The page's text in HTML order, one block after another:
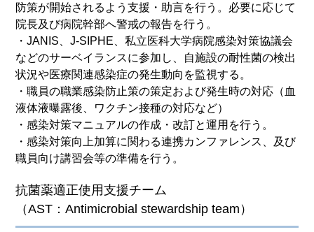
防策が開始されるよう支援・助言を行う。必要に応じて
院長及び病院幹部へ警戒の報告を行う。
・JANIS、J-SIPHE、私立医科大学病院感染対策協議会
などのサーベイランスに参加し、自施設の耐性菌の検出
状況や医療関連感染症の発生動向を監視する。
・職員の職業感染防止策の策定および発生時の対応（血
液体液曝露後、ワクチン接種の対応など）
・感染対策マニュアルの作成・改訂と運用を行う。
・感染対策向上加算に関わる連携カンファレンス、及び
職員向け講習会等の準備を行う。
抗菌薬適正使用支援チーム
（AST：Antimicrobial stewardship team）